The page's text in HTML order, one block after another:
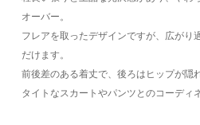
オーバー。
フレアを取ったデザインですが、広がり
だけます。
前後差のある着丈で、後ろはヒップが隠
タイトなスカートやパンツとのコーディ